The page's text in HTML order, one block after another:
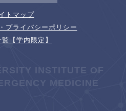
トマップ
プライバシーポリシー
【学内限定】
INSTITUTE OF
MEDICINE